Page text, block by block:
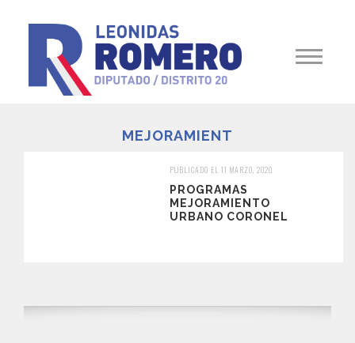
MEJORAMIENT
PUBLICADO EL 11 MARZO, 2020
PROGRAMAS
MEJORAMIENTO
URBANO CORONEL